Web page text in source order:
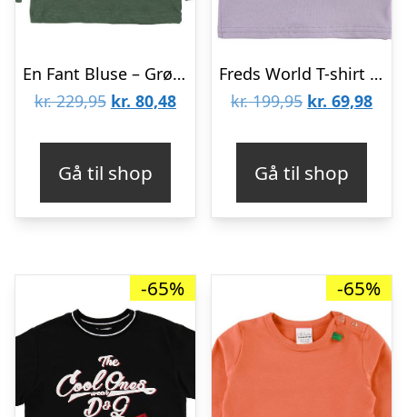
En Fant Bluse – Grøn m. Sky
kr.229,95 Den
var:
kr. 229,95.
kr. 80,48Den
kr. 80,48.
Gå til shop
Freds World T-shirt – Lavendel m. Kat
kr.199,95 Den
var:
kr. 199,95.
kr. 69,98Den
kr.
Gå til shop
-65% -65%